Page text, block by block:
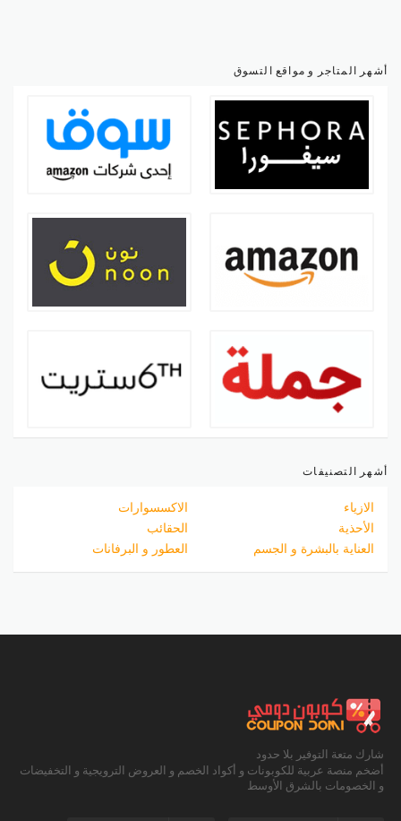
أشهر المتاجر و مواقع التسوق
أشهر التصنيفات
الازياء
الاكسسوارات
الأحذية
الحقائب
العناية بالبشرة و الجسم
العطور و البرفانات
شارك متعة التوفير بلا حدود
أضخم منصة عربية للكوبونات و أكواد الخصم و العروض الترويجية و التخفيضات
و الخصومات بالشرق الأوسط